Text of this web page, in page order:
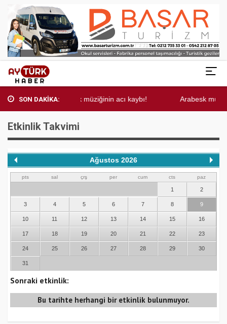
SON DAKİKA:Arabesk müziğinin acı kaybı! Arabesk müziğinin
Etkinlik Takvimi
Ağustos 2026
pts sal çrş per cum cts paz
1 2
3 4 5 6 7 8 9
10 11 12 13 14 15 16
17 18 19 20 21 22 23
24 25 26 27 28 29 30
31
Sonraki etkinlik:
Bu tarihte herhangi bir etkinlik bulunmuyor.